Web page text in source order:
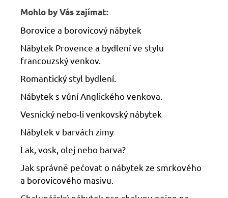
Mohlo by Vás zajímat:
Borovice a borovicový nábytek
Nábytek Provence a bydlení ve stylu
francouzský venkov.
Romantický styl bydlení.
Nábytek s vůní Anglického venkova.
Vesnický nebo-li venkovský nábytek
Nábytek v barvách zimy
Lak, vosk, olej nebo barva?
Jak správně pečovat o nábytek ze smrkového
a borovicového masivu.